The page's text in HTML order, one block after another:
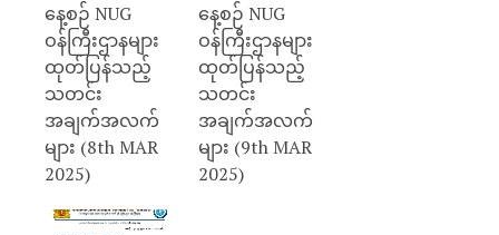
နေ့စဉ် NUG
ဝန်ကြီးဌာနများ
ထုတ်ပြန်သည့်
သတင်း
အချက်အလက်
များ (8th MAR
2025)
နေ့စဉ် NUG
ဝန်ကြီးဌာနများ
ထုတ်ပြန်သည့်
သတင်း
အချက်အလက်
များ (9th MAR
2025)